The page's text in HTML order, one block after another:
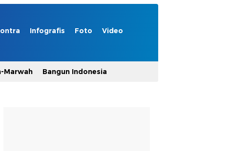
Infografis Foto Video
Marwah Bangun Indonesia